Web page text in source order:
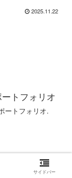
2025.11.22
トフォリオ
ートフォリオ.
サイドバー